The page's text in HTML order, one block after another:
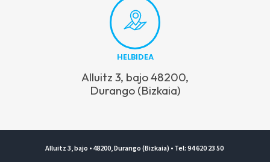
HELBIDEA
Alluitz 3, bajo 48200,
Durango (Bizkaia)
Alluitz 3, bajo • 48200, Durango (Bizkaia) • Tel: 94 620 23 50